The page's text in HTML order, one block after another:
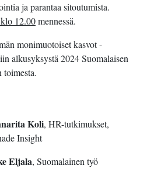
ja parantaa sitoutumista.
12.00mennessä.
monimuotoiset kasvot -
alkusyksystä 2024 Suomalaisen
toimesta.
Koli, HR-tutkimukset,
Insight
Eljala, Suomalainen työ